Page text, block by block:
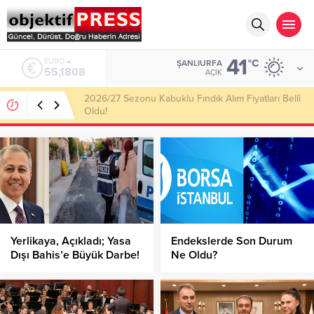
ALTIN
6.662,82
ŞANLIURFA
AÇIK 41°C
Haliliye Belediyesi Her Gün 4 Bin 898 Kişiye Sıcak
Yemek Ulaştırıyor!
Yerlikaya, Açıkladı; Yasa
Dışı Bahis’e Büyük Darbe!
Endekslerde Son Durum
Ne Oldu?